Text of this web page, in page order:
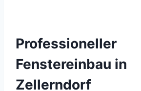
Professioneller
Fenstereinbau in
Zellerndorf